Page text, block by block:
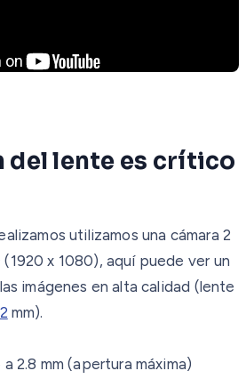
del lente es crítico
utilizamos una cámara 2
x 1080), aquí puede ver un
imágenes en alta calidad (lente
mm).
2.8 mm (apertura máxima)